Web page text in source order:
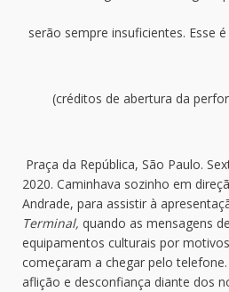
serão sempre insuficientes. Esse
(créditos de abertura da
Praça da República, São Paulo.
2020. Caminhava sozinho em
Andrade, para assistir à
Terminal, quando as mensagens
equipamentos culturais por
começaram a chegar pelo
aflição e desconfiança diante dos